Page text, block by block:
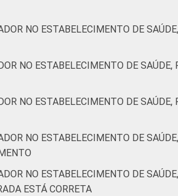
NO ESTABELECIMENTO DE
NO ESTABELECIMENTO DE
NO ESTABELECIMENTO DE
NO ESTABELECIMENTO DE
NO ESTABELECIMENTO DE
ESTÁ CORRETA